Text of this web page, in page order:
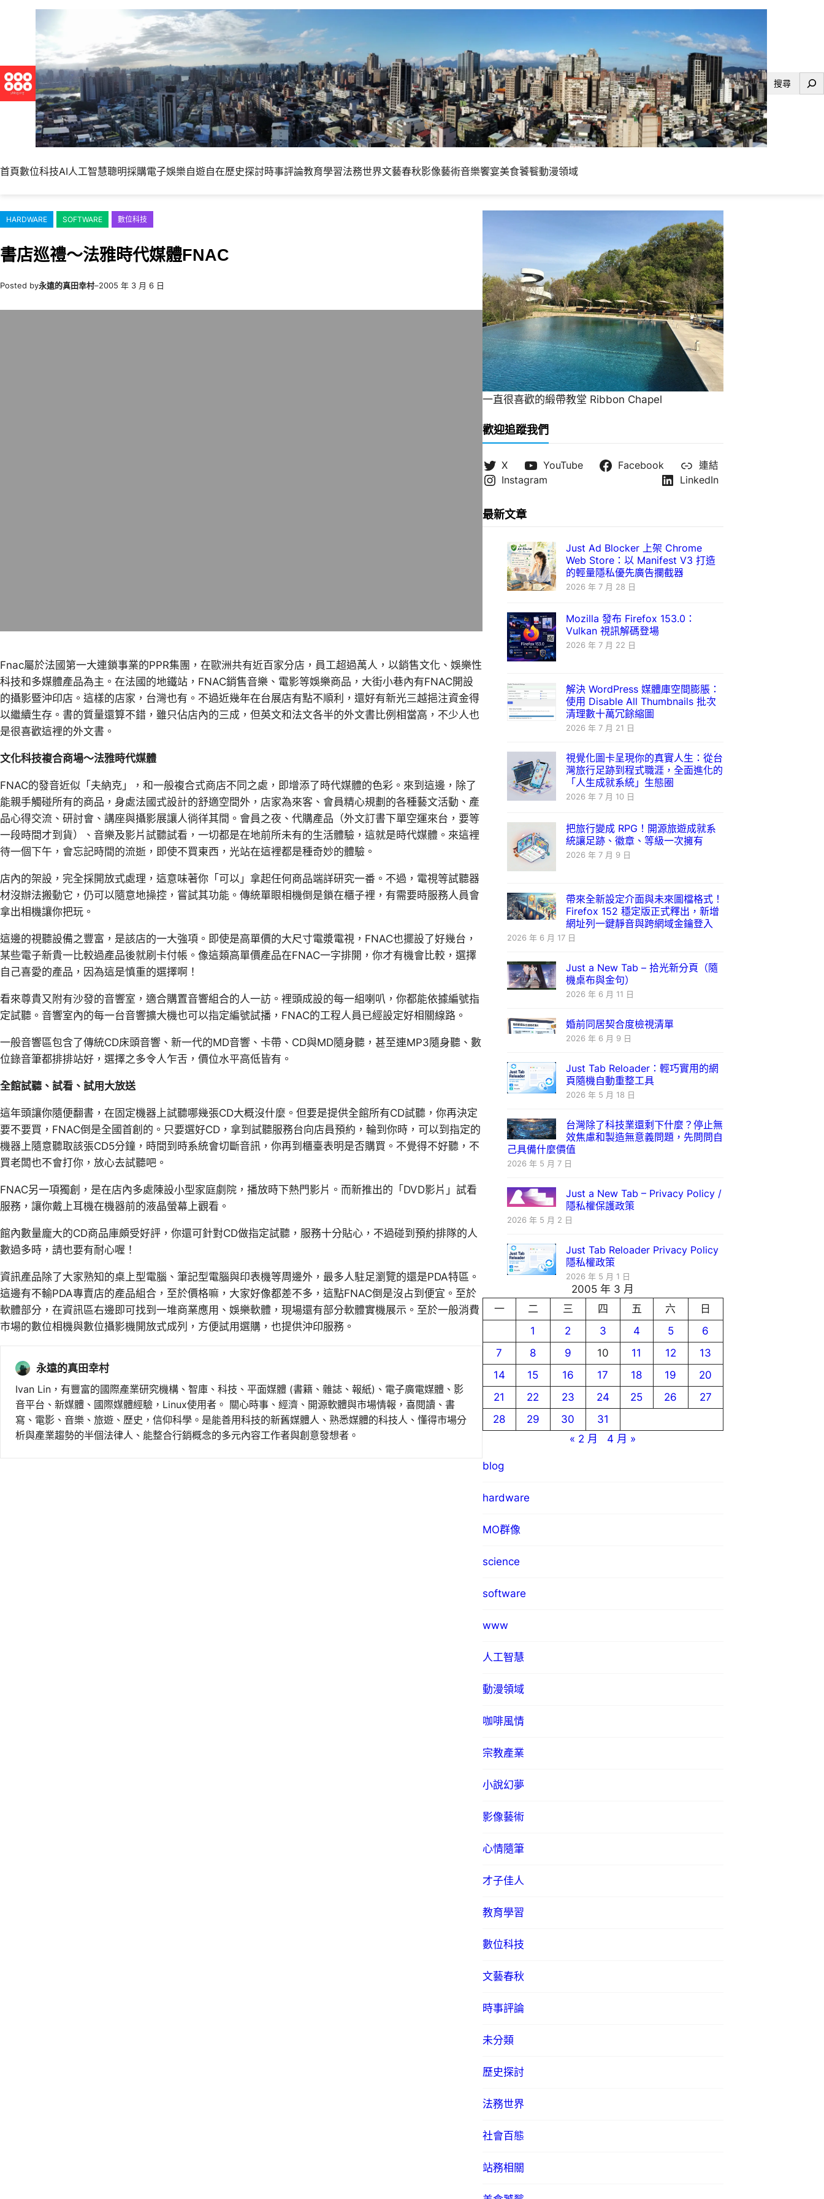
內
容
搜
首頁數位科技AI人工智慧聰明採購電子娛樂自遊自在歷史探討時事評論教育學習法務世界文藝春秋影像藝術音樂饗宴美食饕餮動漫領域
HARDWARE SOFTWARE 數位科技
書店巡禮～法雅時代媒體FNAC
Posted by永遠的真田幸村–2005 年 3 月 6 日
Fnac屬於法國第一大連鎖事業的PPR集團，在歐洲共有近百家分店，員工超過萬人，以銷售文化、娛樂性
科技和多媒體產品為主。在法國的地鐵站，FNAC銷售音樂、電影等娛樂商品，大街小巷內有FNAC開設
的攝影暨沖印店。這樣的店家，台灣也有。不過近幾年在台展店有點不順利，還好有新光三越挹注資金得
以繼續生存。書的質量還算不錯，雖只佔店內的三成，但英文和法文各半的外文書比例相當高，不少人也
是很喜歡這裡的外文書。
文化科技複合商場～法雅時代媒體
FNAC的發音近似「夫納克」，和一般複合式商店不同之處，即增添了時代媒體的色彩。來到這邊，除了
能親手觸碰所有的商品，身處法國式設計的舒適空間外，店家為來客、會員精心規劃的各種藝文活動、產
品心得交流、研討會、講座與攝影展讓人徜徉其間。會員之夜、代購產品（外文訂書下單空運來台，要等
一段時間才到貨）、音樂及影片試聽試看，一切都是在地前所未有的生活體驗，這就是時代媒體。來這裡
待一個下午，會忘記時間的流逝，即使不買東西，光站在這裡都是種奇妙的體驗。
店內的架設，完全採開放式處理，這意味著你「可以」拿起任何商品端詳研究一番。不過，電視等試聽器
材沒辦法搬動它，仍可以隨意地操控，嘗試其功能。傳統單眼相機倒是鎖在櫃子裡，有需要時服務人員會
拿出相機讓你把玩。
這邊的視聽設備之豐富，是該店的一大強項。即使是高單價的大尺寸電漿電視，FNAC也擺設了好幾台，
某些電子新貴一比較過產品後就刷卡付帳。像這類高單價產品在FNAC一字排開，你才有機會比較，選擇
自己喜愛的產品，因為這是慎重的選擇啊！
看來尊貴又附有沙發的音響室，適合購置音響組合的人一訪。裡頭成設的每一組喇叭，你都能依據編號指
定試聽。音響室內的每一台音響擴大機也可以指定編號試播，FNAC的工程人員已經設定好相關線路。
一般音響區包含了傳統CD床頭音響、新一代的MD音響、卡帶、CD與MD隨身聽，甚至連MP3隨身聽、數
位錄音筆都排排站好，選擇之多令人乍舌，價位水平高低皆有。
全館試聽、試看、試用大放送
這年頭讓你隨便翻書，在固定機器上試聽哪幾張CD大概沒什麼。但要是提供全館所有CD試聽，你再決定
要不要買，FNAC倒是全國首創的。只要選好CD，拿到試聽服務台向店員預約，輪到你時，可以到指定的
機器上隨意聽取該張CD5分鐘，時間到時系統會切斷音訊，你再到櫃臺表明是否購買。不覺得不好聽，不
買老闆也不會打你，放心去試聽吧。
FNAC另一項獨創，是在店內多處陳設小型家庭劇院，播放時下熱門影片。而新推出的「DVD影片」試看
服務，讓你戴上耳機在機器前的液晶螢幕上觀看。
館內數量龐大的CD商品庫頗受好評，你還可針對CD做指定試聽，服務十分貼心，不過碰到預約排隊的人
數過多時，請也要有耐心喔！
資訊產品除了大家熟知的桌上型電腦、筆記型電腦與印表機等周邊外，最多人駐足瀏覽的還是PDA特區。
這邊有不輸PDA專賣店的產品組合，至於價格嘛，大家好像都差不多，這點FNAC倒是沒占到便宜。至於
軟體部分，在資訊區右邊即可找到一堆商業應用、娛樂軟體，現場還有部分軟體實機展示。至於一般消費
市場的數位相機與數位攝影機開放式成列，方便試用選購，也提供沖印服務。
永遠的真田幸村
Ivan Lin，有豐富的國際產業研究機構、智庫、科技、平面媒體 (書籍、雜誌、報紙)、電子廣電媒體、影
音平台、新媒體、國際媒體經驗，Linux使用者。 關心時事、經濟、開源軟體與市場情報，喜閱讀、書
寫、電影、音樂、旅遊、歷史，信仰科學。是能善用科技的新舊媒體人、熟悉媒體的科技人、懂得市場分
析與產業趨勢的半個法律人、能整合行銷概念的多元內容工作者與創意發想者。
一直很喜歡的緞帶教堂 Ribbon Chapel
歡迎追蹤我們
X YouTube Facebook
連結
Instagram
LinkedIn
最新文章
Just Ad Blocker 上架 Chrome
Web Store：以 Manifest V3 打造
的輕量隱私優先廣告攔截器
2026 年 7 月 28 日
Mozilla 發布 Firefox 153.0：
Vulkan 視訊解碼登場
2026 年 7 月 22 日
解決 WordPress 媒體庫空間膨脹：
使用 Disable All Thumbnails 批次
清理數十萬冗餘縮圖
2026 年 7 月 21 日
視覺化圖卡呈現你的真實人生：從台
灣旅行足跡到程式職涯，全面進化的
「人生成就系統」生態圈
2026 年 7 月 10 日
把旅行變成 RPG！開源旅遊成就系
統讓足跡、徽章、等級一次擁有
2026 年 7 月 9 日
帶來全新設定介面與未來圖檔格式！
Firefox 152 穩定版正式釋出，新增
網址列一鍵靜音與跨網域金鑰登入
2026 年 6 月 17 日
Just a New Tab – 拾光新分頁（隨
機桌布與金句）
2026 年 6 月 11 日
婚前同居契合度檢視清單
2026 年 6 月 9 日
Just Tab Reloader：輕巧實用的網
頁隨機自動重整工具
2026 年 5 月 18 日
台灣除了科技業還剩下什麼？停止無
效焦慮和製造無意義問題，先問問自
己具備什麼價值
2026 年 5 月 7 日
Just a New Tab – Privacy Policy /
隱私權保護政策
2026 年 5 月 2 日
Just Tab Reloader Privacy Policy
隱私權政策
2026 年 5 月 1 日
2005 年 3 月
一
二 三 四 五 六
日
1
2 3 4 5
6
7
8 9 10 11 12
13
14
15 16 17 18 19
20
21
22 23 24 25 26
27
28
29 30
31
« 2 月
4 月 »
blog
hardware
MO群像
science
software
www
人工智慧
動漫領域
咖啡風情
宗教產業
小說幻夢
影像藝術
心情隨筆
才子佳人
教育學習
數位科技
文藝春秋
時事評論
未分類
歷史探討
法務世界
社會百態
站務相關